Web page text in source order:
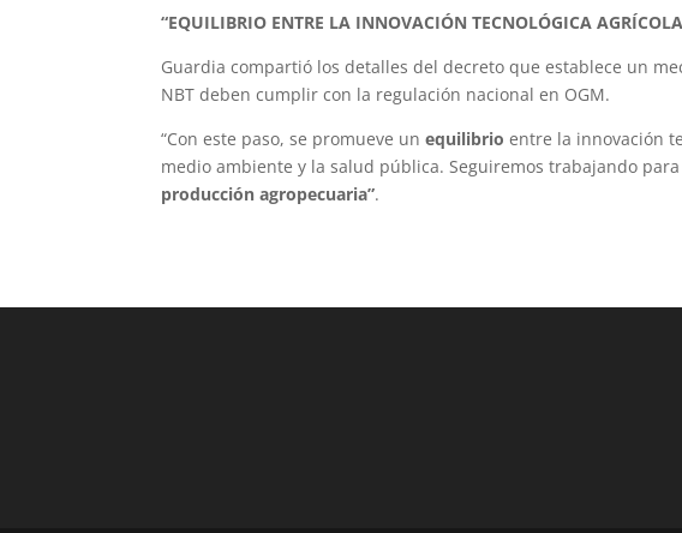
“EQUILIBRIO ENTRE LA INNOVACIÓN TECNOLÓGICA
Guardia compartió los detalles del decreto que establece un
NBT deben cumplir con la regulación nacional en OGM.
“Con este paso, se promueve unequilibrio entre la innovación
medio ambiente y la salud pública. Seguiremos trabajando
producción agropecuaria”.